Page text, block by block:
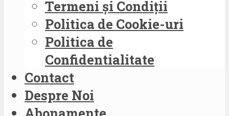
Termeni și Condiții
Politica de Cookie-uri
Politica de
Confidentialitate
Contact
Despre Noi